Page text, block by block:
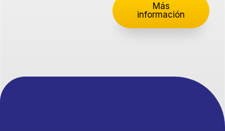
Más
información